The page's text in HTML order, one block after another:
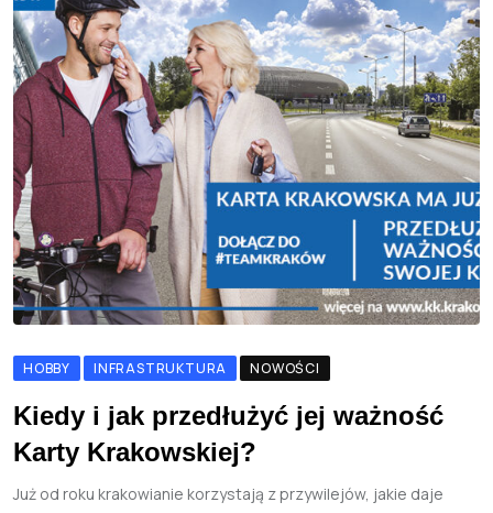
HOBBY INFRASTRUKTURA NOWOŚCI
Kiedy i jak przedłużyć jej ważność
Karty Krakowskiej?
Już od roku krakowianie korzystają z przywilejów, jakie daje